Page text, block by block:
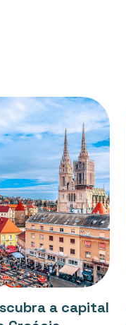
a capital